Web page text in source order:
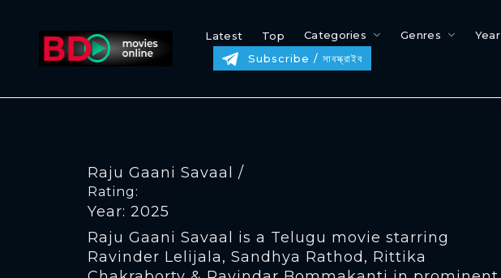
Latest Top Categories Genres Year
Subscribe / সাবস্ক্রাইব
Raju Gaani Savaal /
Rating:
Year: 2025
Raju Gaani Savaal is a Telugu movie starring
Ravinder Lelijala, Sandhya Rathod, Rittika